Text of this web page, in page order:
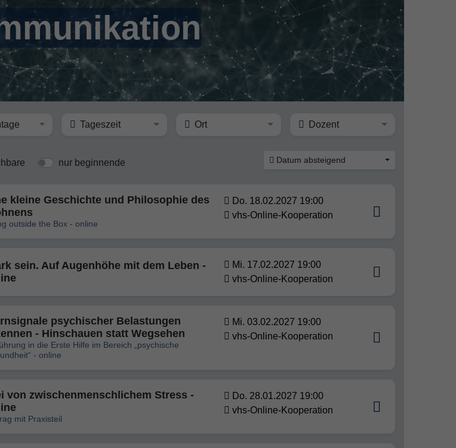
Tageszeit Ort Dozent
nur beginnende Datum absteigend
kleine Geschichte und Philosophie des
outside the Box - online
Do. 18.02.2027 19:00
vhs-Online-Kooperation
sein. Auf Augenhöhe mit dem Leben -
Mi. 17.02.2027 19:00
vhs-Online-Kooperation
psychischer Belastungen
- Hinschauen statt Wegsehen
in die Erste Hilfe im Bereich „psychische
- online
Mi. 03.02.2027 19:00
vhs-Online-Kooperation
von zwischenmenschlichem Stress -
mit Praxisteil
Do. 28.01.2027 19:00
vhs-Online-Kooperation